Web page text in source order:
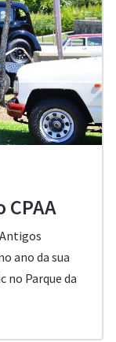
ano da sua
no Parque da